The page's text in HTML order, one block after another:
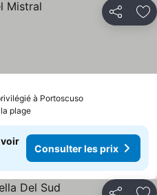
Partager
à PortoscusoConsulter les
plage
voir
Consulter les prix